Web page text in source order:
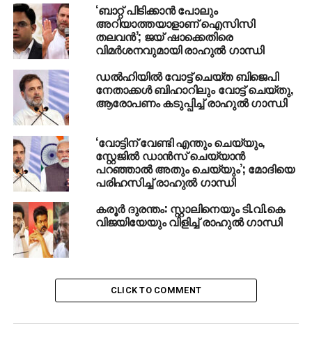
UP NEXT
കേരളം ആചാരവിശ്വാസികളുടെ ഭരണത്തില്‍,
കുറിയും കുടുമയും പൂണൂലുമിട്ട് മുഖ്യമന്ത്രിയും
പരിവാരങ്ങളും എഴുന്നള്ളട്ടെ!’, കടുത്ത
വിമര്‍ശനവുമായി ഇടത് ചിന്തകന്‍ ഡോ. ആസാദ്‌
DON'T MISS
കല്ലറ തുറക്കുന്നതില്‍ പേടി എന്തിനെന്ന്
നെയ്യാറ്റിന്‍കര ഗോപന്റെ കുടുംബത്തോട്
ഹൈക്കോടതി
‘ബാറ്റ് പിടിക്കാൻ പോലും
അറിയാത്തയാളാണ് ഐസിസി
തലവൻ’; ജയ് ഷാക്കെതിരെ
വിമർശനവുമായി രാഹുൽ ഗാന്ധി
ഡല്‍ഹിയില്‍ വോട്ട് ചെയ്ത ബിജെപി
നേതാക്കള്‍ ബിഹാറിലും വോട്ട് ചെയ്തു,
ആരോപണം കടുപ്പിച്ച് രാഹുല്‍ ഗാന്ധി
‘വോട്ടിന് വേണ്ടി എന്തും ചെയ്യും,
സ്റ്റേജിൽ ഡാൻസ് ചെയ്യാൻ
പറഞ്ഞാൽ അതും ചെയ്യും’; മോദിയെ
പരിഹസിച്ച് രാഹുൽ ഗാന്ധി
കരൂര്‍ ദുരന്തം: സ്റ്റാലിനെയും ടി.വി.കെ
വിജയിയേയും വിളിച്ച് രാഹുല്‍ ഗാന്ധി
CLICK TO COMMENT